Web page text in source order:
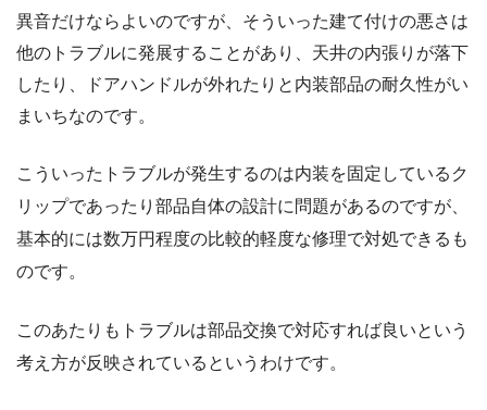
異音だけならよいのですが、そういった建て付けの悪さは
他のトラブルに発展することがあり、天井の内張りが落下
したり、ドアハンドルが外れたりと内装部品の耐久性がい
まいちなのです。
こういったトラブルが発生するのは内装を固定しているク
リップであったり部品自体の設計に問題があるのですが、
基本的には数万円程度の比較的軽度な修理で対処できるも
のです。
このあたりもトラブルは部品交換で対応すれば良いという
考え方が反映されているというわけです。